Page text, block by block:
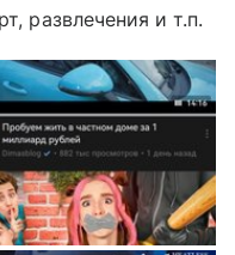
развлечения и т.п.